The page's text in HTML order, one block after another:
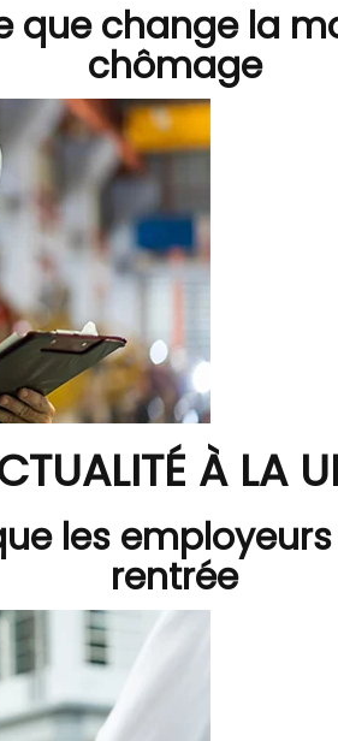
que change la
chômage
À LA
les
rentrée